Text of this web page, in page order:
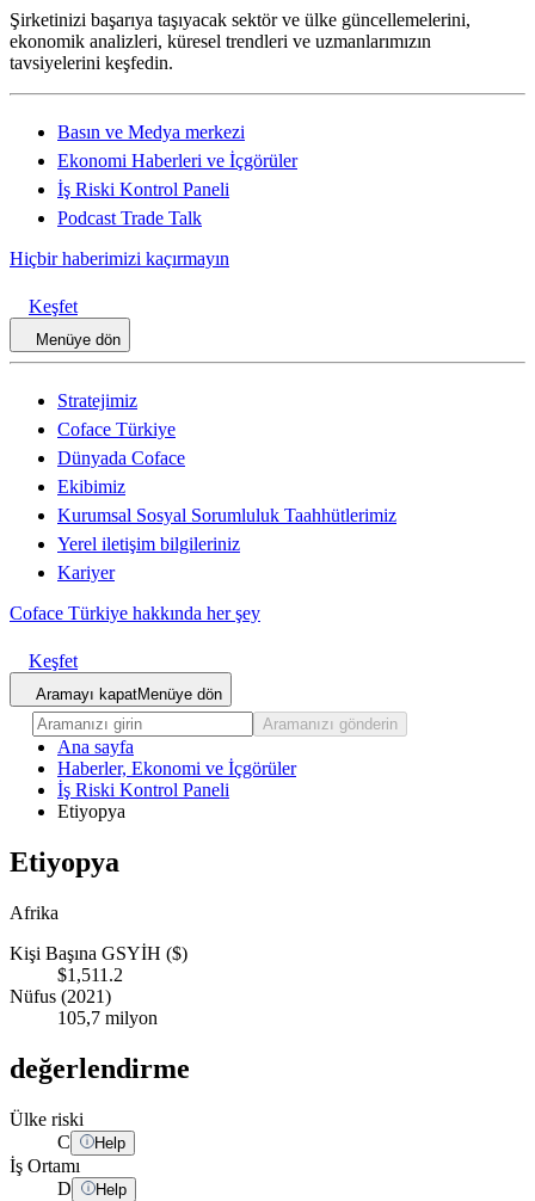
Şirketinizi başarıya taşıyacak sektör ve ülke güncellemelerini,
ekonomik analizleri, küresel trendleri ve uzmanlarımızın
tavsiyelerini keşfedin.
Basın ve Medya merkezi
Ekonomi Haberleri ve İçgörüler
İş Riski Kontrol Paneli
Podcast Trade Talk
Hiçbir haberimizi kaçırmayın
Keşfet
Menüye dön
Stratejimiz
Coface Türkiye
Dünyada Coface
Ekibimiz
Kurumsal Sosyal Sorumluluk Taahhütlerimiz
Yerel iletişim bilgileriniz
Kariyer
Coface Türkiye hakkında her şey
Keşfet
Aramayı kapatMenüye dön
Aramanızı gönderin
Ana sayfa
Haberler, Ekonomi ve İçgörüler
İş Riski Kontrol Paneli
Etiyopya
Etiyopya
Afrika
Kişi Başına GSYİH ($)
$1,511.2
Nüfus (2021)
105,7 milyon
değerlendirme
Ülke riski
C
Help
İş Ortamı
D
Help